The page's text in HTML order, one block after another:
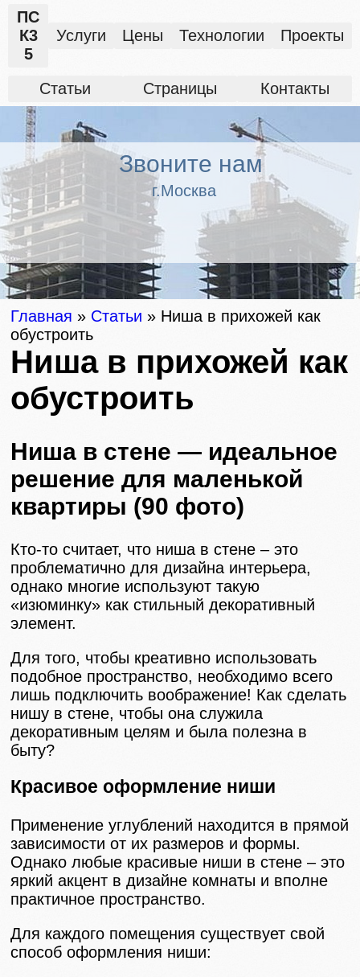
ПС
К3
5
Услуги Цены Технологии Проекты
Статьи Страницы Контакты
Звоните нам
г.Москва
Главная » Статьи » Ниша в прихожей как
обустроить
Ниша в прихожей как
обустроить
Ниша в стене — идеальное
решение для маленькой
квартиры (90 фото)
Кто-то считает, что ниша в стене – это
проблематично для дизайна интерьера,
однако многие используют такую
«изюминку» как стильный декоративный
элемент.
Для того, чтобы креативно использовать
подобное пространство, необходимо всего
лишь подключить воображение! Как сделать
нишу в стене, чтобы она служила
декоративным целям и была полезна в
быту?
Красивое оформление ниши
Применение углублений находится в прямой
зависимости от их размеров и формы.
Однако любые красивые ниши в стене – это
яркий акцент в дизайне комнаты и вполне
практичное пространство.
Для каждого помещения существует свой
способ оформления ниши: